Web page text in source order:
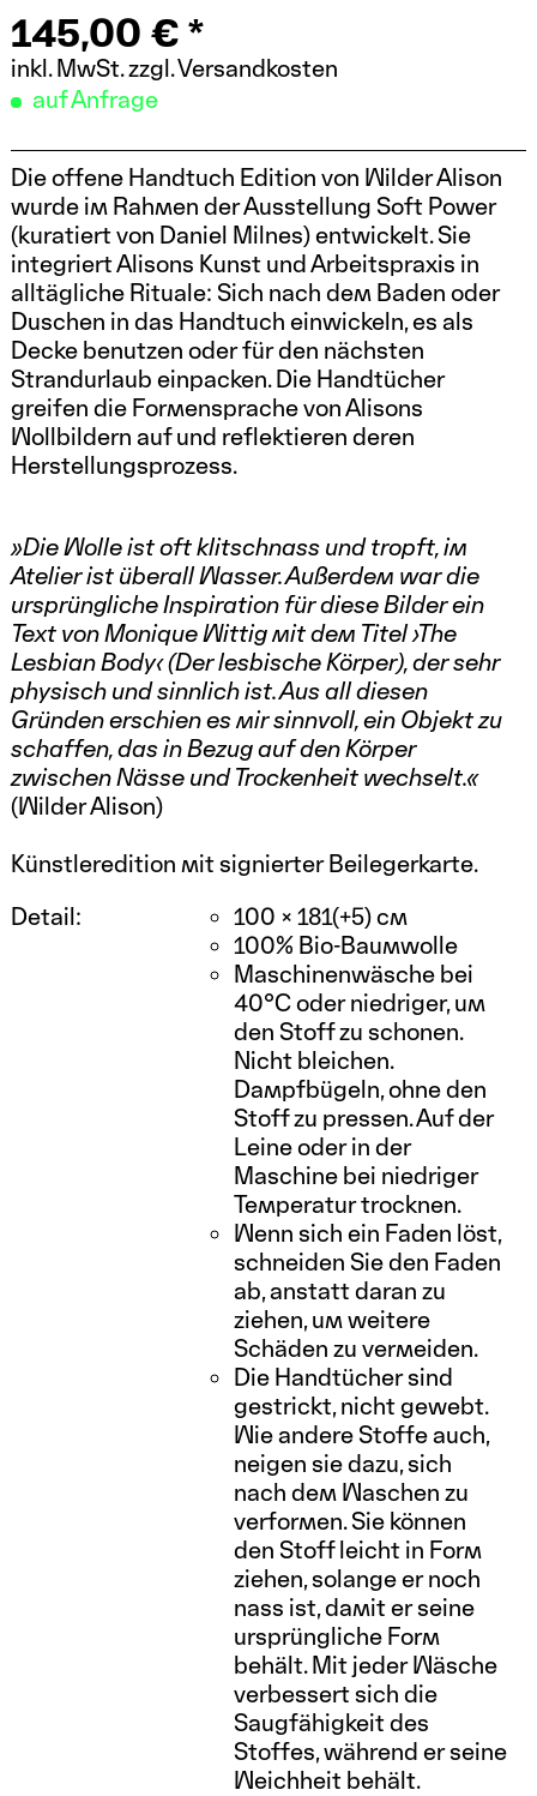
145,00 € *
inkl. MwSt.zzgl. Versandkosten
auf Anfrage
Die offene Handtuch Edition von Wilder Alison
wurde im Rahmen der Ausstellung Soft Power
(kuratiert von Daniel Milnes) entwickelt. Sie
integriert Alisons Kunst und Arbeitspraxis in
alltägliche Rituale: Sich nach dem Baden oder
Duschen in das Handtuch einwickeln, es als
Decke benutzen oder für den nächsten
Strandurlaub einpacken. Die Handtücher
greifen die Formensprache von Alisons
Wollbildern auf und reflektieren deren
Herstellungsprozess.
»Die Wolle ist oft klitschnass und tropft, im
Atelier ist überall Wasser. Außerdem war die
ursprüngliche Inspiration für diese Bilder ein
Text von Monique Wittigmit dem Titel ›The
Lesbian Body‹ (Der lesbische Körper), der sehr
physisch und sinnlich ist. Aus all diesen
Gründen erschien es mir sinnvoll, ein Objektzu
schaffen, das in Bezug auf den Körper
zwischen Nässe und Trockenheit wechselt.«
(Wilder Alison)
Künstleredition mit signierter Beilegerkarte.
Detail:
100 × 181(+5) cm
100% Bio-Baumwolle
Maschinenwäsche bei
40°C oder niedriger, um
den Stoff zu schonen.
Nicht bleichen.
Dampfbügeln, ohne den
Stoff zu pressen. Auf der
Leine oder in der
Maschine bei niedriger
Temperatur trocknen.
Wenn sich ein Faden löst,
schneiden Sie den Faden
ab, anstatt daran zu
ziehen, um weitere
Schäden zu vermeiden.
Die Handtücher sind
gestrickt, nicht gewebt.
Wie andere Stoffe auch,
neigen sie dazu, sich
nach dem Waschen zu
verformen. Sie können
den Stoff leicht in Form
ziehen, solange er noch
nass ist, damit er seine
ursprüngliche Form
behält. Mit jeder Wäsche
verbessert sich die
Saugfähigkeit des
Stoffes, während er seine
Weichheit behält.